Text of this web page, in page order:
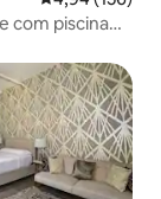
com piscina